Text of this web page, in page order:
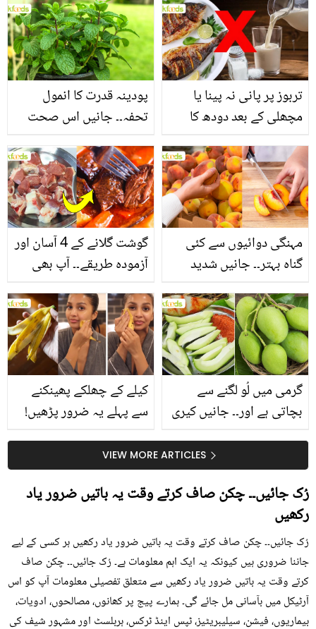
منرلز اور اینٹی آکسیڈنٹس
سے بھرپور اس سبزی کے
فائدے
بنانے کے چند قدرتی طریقے
پودینہ قدرت کا انمول
تحفہ۔۔ جانیں اس صحت
انگیز طبی فوائد
تربوز پر پانی نہ پینا یا
مچھلی کے بعد دودھ کا
سے متعلق غلط فہمیوں کی
حقیقت کیا ہے اور افواہ
کیا؟
گوشت گلانے کے 4 آسان اور
آزمودہ طریقے۔۔ آپ بھی
بتائے راز
مہنگی دوائیوں سے کئی
گناہ بہتر۔۔ جانیں شدید
کیوں کھانا چاہیے؟
کیلے کے چھلکے پھینکنے
سے پہلے یہ ضرور پڑھیں!
سستا اور قدرتی حل
گرمی میں لُو لگنے سے
بچاتی ہے اور۔۔ جانیں کیری
جو بہت کم لوگ جانتے ہیںVIEW MORE ARTICLES
رُک جائیں۔۔ چکن صاف کرتے وقت یہ باتیں ضرور یاد
رکھیں
رُک جائیں۔۔ چکن صاف کرتے وقت یہ باتیں ضرور یاد رکھیں ہر کسی کے لیے
جاننا ضروری ہیں کیونکہ یہ ایک اہم معلومات ہے۔ رُک جائیں۔۔ چکن صاف
کرتے وقت یہ باتیں ضرور یاد رکھیں سے متعلق تفصیلی معلومات آپ کو اس
آرٹیکل میں بآسانی مل جائے گی۔ ہمارے پیج پر کھانوں، مصالحوں، ادویات،
بیماریوں، فیشن، سیلیبریٹیز، ٹپس اینڈ ٹرکس، ہربلسٹ اور مشہور شیف کی